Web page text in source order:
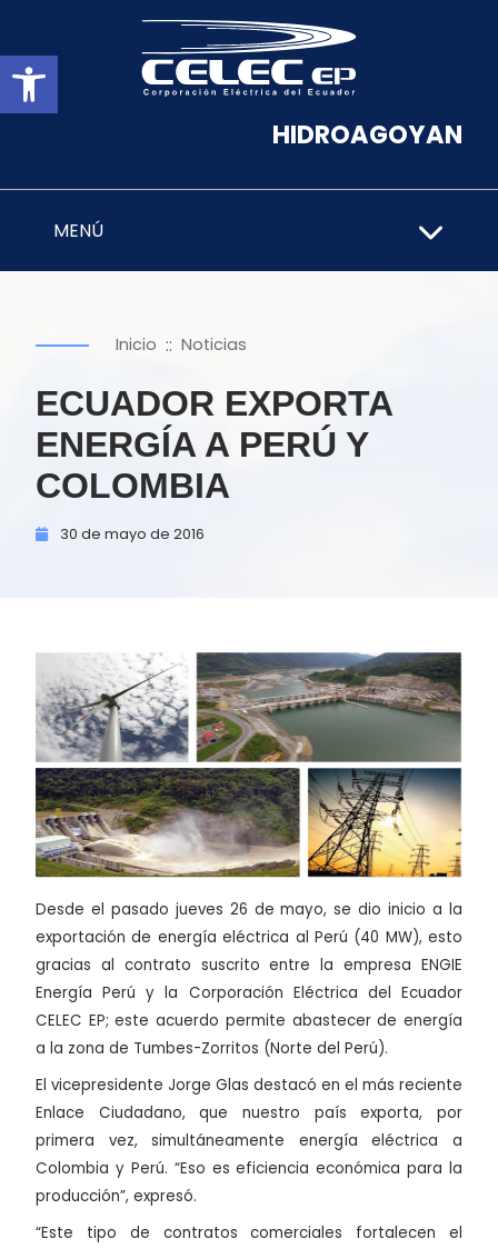
Abrir barra de herramientas
HIDROAGOYAN
MENÚ
Inicio :: Noticias
ECUADOR EXPORTA
ENERGÍA A PERÚ Y
COLOMBIA
30 de mayo de 2016
Desde el pasado jueves 26 de mayo, se dio inicio a la
exportación de energía eléctrica al Perú (40 MW), esto
gracias al contrato suscrito entre la empresa ENGIE
Energía Perú y la Corporación Eléctrica del Ecuador
CELEC EP; este acuerdo permite abastecer de energía
a la zona de Tumbes-Zorritos (Norte del Perú).
El vicepresidente Jorge Glas destacó en el más reciente
Enlace Ciudadano, que nuestro país exporta, por
primera vez, simultáneamente energía eléctrica a
Colombia y Perú. “Eso es eficiencia económica para la
producción”, expresó.
“Este tipo de contratos comerciales fortalecen el